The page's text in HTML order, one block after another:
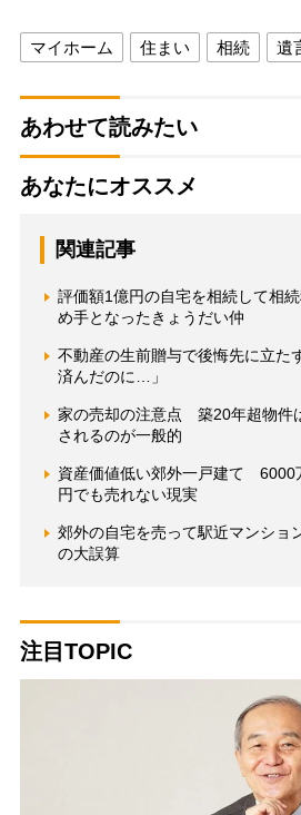
マイホーム 住まい 相続 遺
あわせて読みたい
あなたにオススメ
関連記事
評価額1億円の自宅を相続して相
め手となったきょうだい仲
不動産の生前贈与で後悔先に立た
済んだのに…」
家の売却の注意点 築20年超物件
されるのが一般的
資産価値低い郊外一戸建て 6000
円でも売れない現実
郊外の自宅を売って駅近マンショ
の大誤算
注目TOPIC